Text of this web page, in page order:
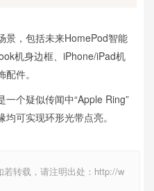
景，包括未来HomePod智能
机身边框、iPhone/iPad机
件。
个疑似传闻中“Apple Ring”
可实现环形光带点亮。
若转载，请注明出处：http://w